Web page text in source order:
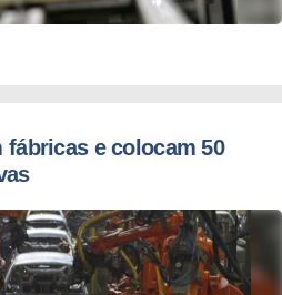
fábricas e colocam 50